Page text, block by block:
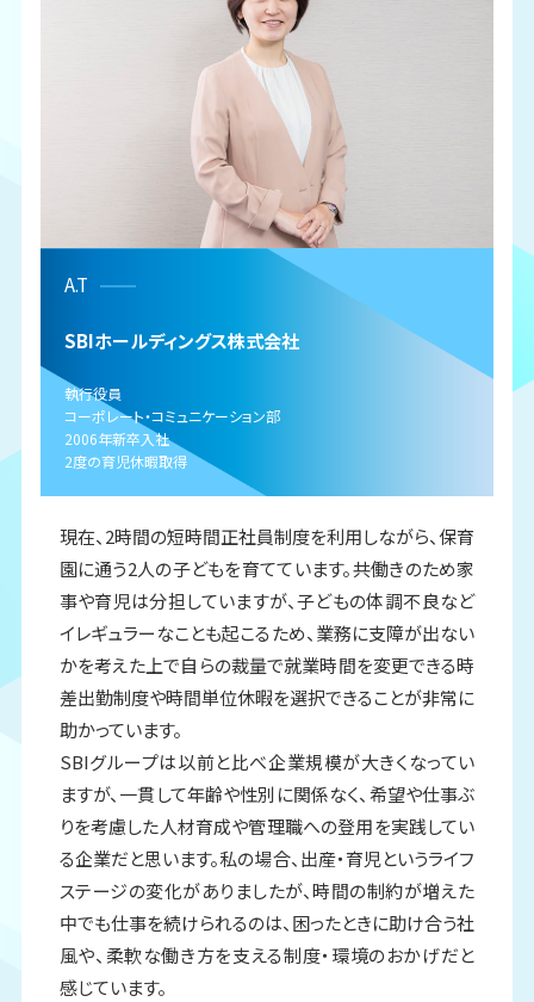
A.T
SBIホールディングス株式会社
執行役員
コーポレート・コミュニケーション部
2006年新卒入社
2度の育児休暇取得
現在、2時間の短時間正社員制度を利用しながら、保育
園に通う2人の子どもを育てています。共働きのため家
事や育児は分担していますが、子どもの体調不良など
イレギュラーなことも起こるため、業務に支障が出ない
かを考えた上で自らの裁量で就業時間を変更できる時
差出勤制度や時間単位休暇を選択できることが非常に
助かっています。
SBIグループは以前と比べ企業規模が大きくなってい
ますが、一貫して年齢や性別に関係なく、希望や仕事ぶ
りを考慮した人材育成や管理職への登用を実践してい
る企業だと思います。私の場合、出産・育児というライフ
ステージの変化がありましたが、時間の制約が増えた
中でも仕事を続けられるのは、困ったときに助け合う社
風や、柔軟な働き方を支える制度・環境のおかげだと
感じています。